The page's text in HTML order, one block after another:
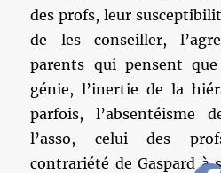
des profs, leur
de les conseiller,
parents qui pensent
génie, l’inertie de la
parfois, l’absentéisme
l’asso, celui des
contrariété de Gaspard à